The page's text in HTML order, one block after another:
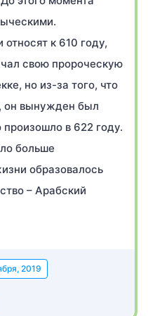
к 610 году,
свою пророческую
но из-за того, что
он вынужден был
в 622 году.
больше
образовалось
– Арабский
2019